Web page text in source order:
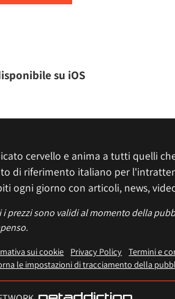
su iOS
cervello e anima a tutti quelli
di riferimento italiano per
ogni giorno con articoli, news,
i prezzi sono validi al momento della
sui cookie Privacy Policy Termini e
le impostazioni di tracciamento della